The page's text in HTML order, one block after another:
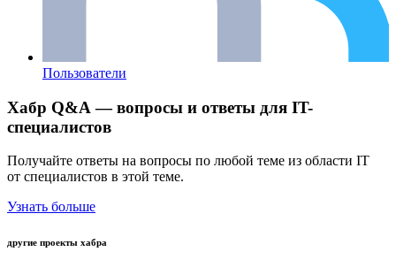
Пользователи
Хабр Q&A — вопросы и ответы для IT-
специалистов
Получайте ответы на вопросы по любой теме из области IT
от специалистов в этой теме.
Узнать больше
другие проекты хабра